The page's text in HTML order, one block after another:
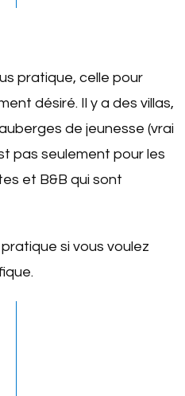
pratique, celle pour
désiré. Il y a des villas,
de jeunesse (vrai
pas seulement pour les
et B&B qui sont
si vous voulez